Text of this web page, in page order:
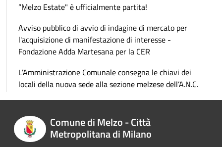
“Melzo Estate" è ufficialmente partita!
Avviso pubblico di avvio di indagine di mercato per
l'acquisizione di manifestazione di interesse -
Fondazione Adda Martesana per la CER
L’Amministrazione Comunale consegna le chiavi dei
locali della nuova sede alla sezione melzese dell’A.N.C.
Comune di Melzo - Città
Metropolitana di Milano